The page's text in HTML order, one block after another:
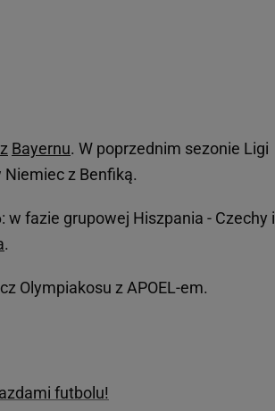
Bayernu. W poprzednim sezonie Ligi
z Benfiką.
w fazie grupowej Hiszpania - Czechy i
.
Olympiakosu z APOEL-em.
futbolu!